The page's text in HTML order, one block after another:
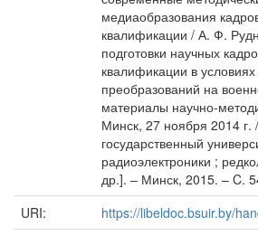
медиаобразования
квалификации / А. Ф.
подготовки научных
квалификации в
преобразований на
материалы научно-
Минск, 27 ноября 2014 г.
государственный
радиоэлектроники ;
др.]. – Минск, 2015. – C.
URI:
https://libeldoc.bsuir.by/